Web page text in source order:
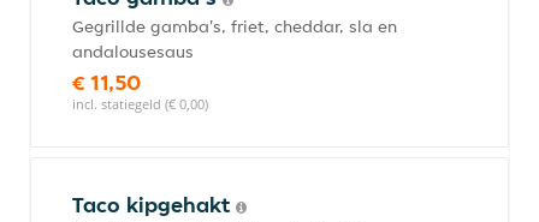
Gegrillde gamba's, friet, cheddar, sla en
andalousesaus
€ 11,50
incl. statiegeld (€ 0,00)
Taco kipgehakt